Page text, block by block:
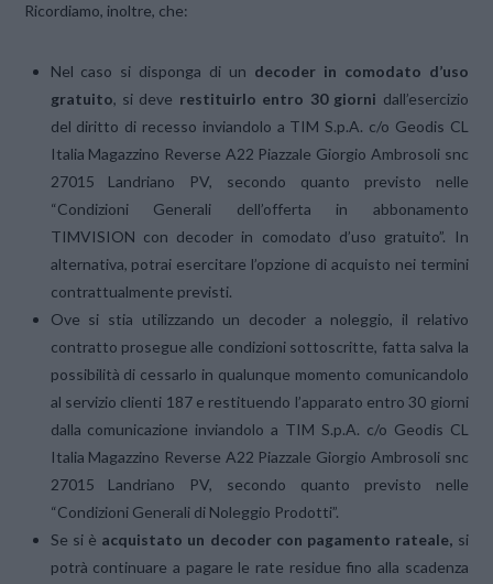
Ricordiamo, inoltre, che:
Nel caso si disponga di un decoder in comodato d’uso
gratuito, si deve restituirlo entro 30 giorni dall’esercizio
del diritto di recesso inviandolo a TIM S.p.A. c/o Geodis CL
Italia Magazzino Reverse A22 Piazzale Giorgio Ambrosoli snc
27015 Landriano PV, secondo quanto previsto nelle
“Condizioni Generali dell’offerta in abbonamento
TIMVISION con decoder in comodato d’uso gratuito”. In
alternativa, potrai esercitare l’opzione di acquisto nei termini
contrattualmente previsti.
Ove si stia utilizzando un decoder a noleggio, il relativo
contratto prosegue alle condizioni sottoscritte, fatta salva la
possibilità di cessarlo in qualunque momento comunicandolo
al servizio clienti 187 e restituendo l’apparato entro 30 giorni
dalla comunicazione inviandolo a TIM S.p.A. c/o Geodis CL
Italia Magazzino Reverse A22 Piazzale Giorgio Ambrosoli snc
27015 Landriano PV, secondo quanto previsto nelle
“Condizioni Generali di Noleggio Prodotti”.
Se si è acquistato un decoder con pagamento rateale, si
potrà continuare a pagare le rate residue fino alla scadenza